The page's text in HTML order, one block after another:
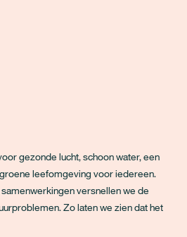
gezonde lucht, schoon water, een
leefomgeving voor iedereen.
versnellen we de
Zo laten we zien dat het